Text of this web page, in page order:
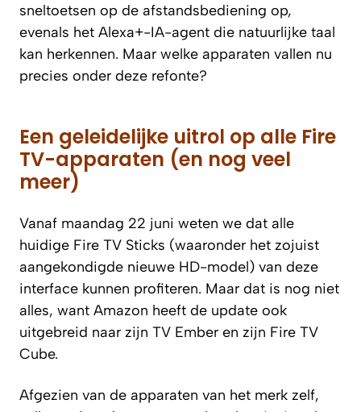
sneltoetsen op de afstandsbediening op,
evenals het Alexa+-IA-agent die natuurlijke taal
kan herkennen. Maar welke apparaten vallen nu
precies onder deze refonte?
Een geleidelijke uitrol op alle Fire
TV-apparaten (en nog veel
meer)
Vanaf maandag 22 juni weten we dat alle
huidige Fire TV Sticks (waaronder het zojuist
aangekondigde nieuwe HD-model) van deze
interface kunnen profiteren. Maar dat is nog niet
alles, want Amazon heeft de update ook
uitgebreid naar zijn TV Ember en zijn Fire TV
Cube.
Afgezien van de apparaten van het merk zelf,